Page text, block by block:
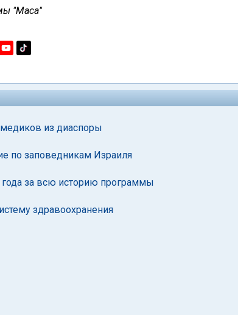
"Маса"
из диаспоры
по заповедникам Израиля
года за всю историю программы
здравоохранения